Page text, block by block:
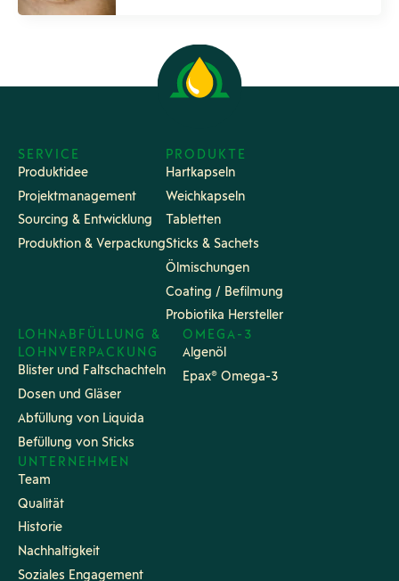
SERVICE
Produktidee
Projektmanagement
Sourcing & Entwicklung
Produktion & Verpackung
PRODUKTE
Hartkapseln
Weichkapseln
Tabletten
Sticks & Sachets
Ölmischungen
Coating / Befilmung
Probiotika Hersteller
LOHNABFÜLLUNG &
LOHNVERPACKUNG
Blister und Faltschachteln
Dosen und Gläser
Abfüllung von Liquida
Befüllung von Sticks
OMEGA-3
Algenöl
Epax® Omega-3
UNTERNEHMEN
Team
Qualität
Historie
Nachhaltigkeit
Soziales Engagement